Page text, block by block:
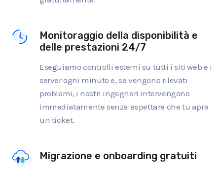
Monitoraggio della disponibilità e
delle prestazioni 24/7
Eseguiamo controlli esterni su tutti i siti web e i
server ogni minuto e, se vengono rilevati
problemi, i nostri ingegneri intervengono
immediatamente senza aspettare che tu apra
un ticket.
Migrazione e onboarding gratuiti